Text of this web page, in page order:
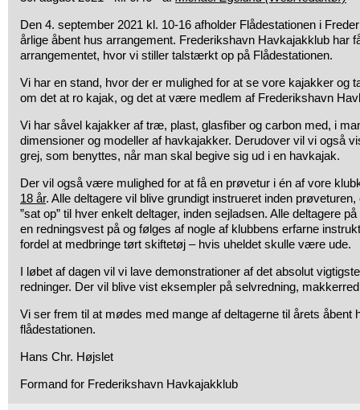
Den 4. september 2021 kl. 10-16 afholder Flådestationen i
årlige åbent hus arrangement. Frederikshavn Havkajakklub har
arrangementet, hvor vi stiller talstærkt op på Flådestationen.
Vi har en stand, hvor der er mulighed for at se vore kajakker og
om det at ro kajak, og det at være medlem af Frederikshavn
Vi har såvel kajakker af træ, plast, glasfiber og carbon med, i
dimensioner og modeller af havkajakker. Derudover vil vi også
grej, som benyttes, når man skal begive sig ud i en havkajak.
Der vil også være mulighed for at få en prøvetur i én af vore
18 år. Alle deltagere vil blive grundigt instrueret inden
”sat op” til hver enkelt deltager, inden sejladsen. Alle deltagere
en redningsvest på og følges af nogle af klubbens erfarne
fordel at medbringe tørt skiftetøj – hvis uheldet skulle være ude.
I løbet af dagen vil vi lave demonstrationer af det absolut
redninger. Der vil blive vist eksempler på selvredning,
Vi ser frem til at mødes med mange af deltagerne til årets åbent
flådestationen.
Hans Chr. Højslet
Formand for Frederikshavn Havkajakklub